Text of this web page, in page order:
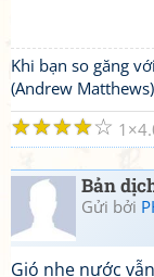
Khi bạn so găng
(Andrew Matthews)
☆
☆
☆
☆
☆ 1
Bản
Gửi bởi
Gió nhẹ nước